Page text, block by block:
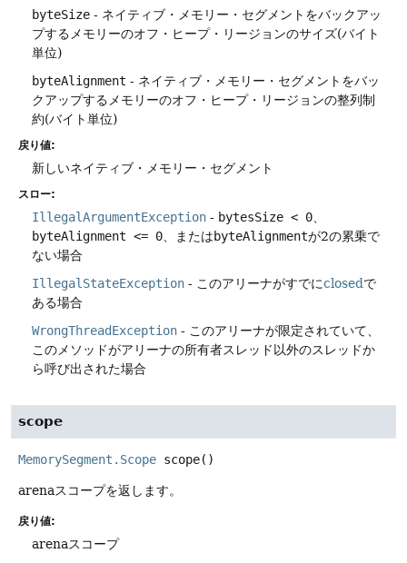
byteSize - ネイティブ・メモリー・セグメントをバックアッ
プするメモリーのオフ・ヒープ・リージョンのサイズ(バイト
単位)
byteAlignment - ネイティブ・メモリー・セグメントをバッ
クアップするメモリーのオフ・ヒープ・リージョンの整列制
約(バイト単位)
戻り値:
新しいネイティブ・メモリー・セグメント
スロー:
IllegalArgumentException - bytesSize < 0
byteAlignment <= 0 、またはbyteAlignmentが2の累乗で
ない場合
IllegalStateException - このアリーナがすでにclosed で
ある場合
WrongThreadException - このアリーナが限定されていて、
このメソッドがアリーナの所有者スレッド以外のスレッドか
ら呼び出された場合
scope
MemorySegment.Scope scope()
arenaスコープを返します。
戻り値:
arenaスコープ